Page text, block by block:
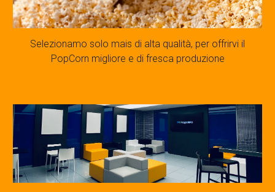
Selezionamo solo mais di alta qualità, per offrirvi il
PopCorn migliore e di fresca produzione